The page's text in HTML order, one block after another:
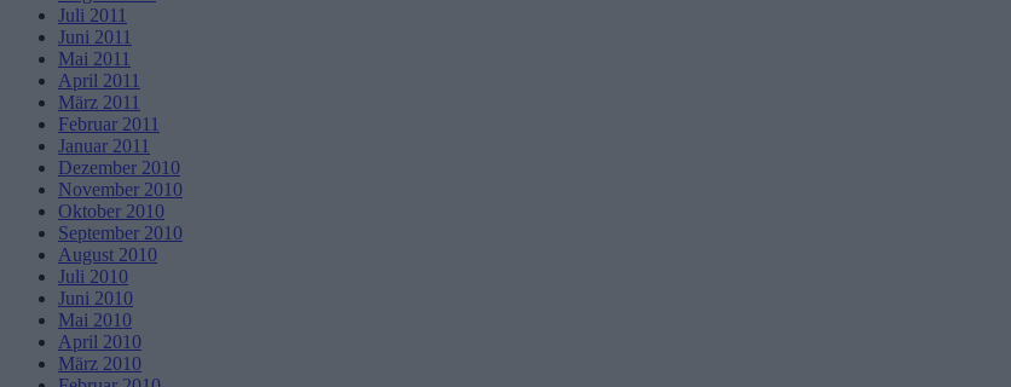
Juli 2011
Juni 2011
Mai 2011
April 2011
März 2011
Februar 2011
Januar 2011
Dezember 2010
November 2010
Oktober 2010
September 2010
August 2010
Juli 2010
Juni 2010
Mai 2010
April 2010
März 2010